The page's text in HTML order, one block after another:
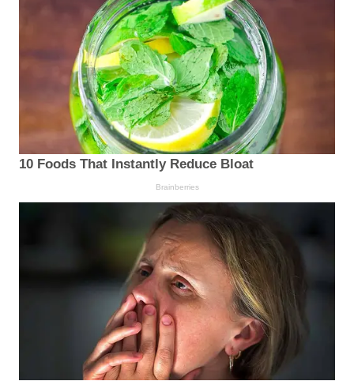
10 Foods That Instantly Reduce Bloat
Brainberries